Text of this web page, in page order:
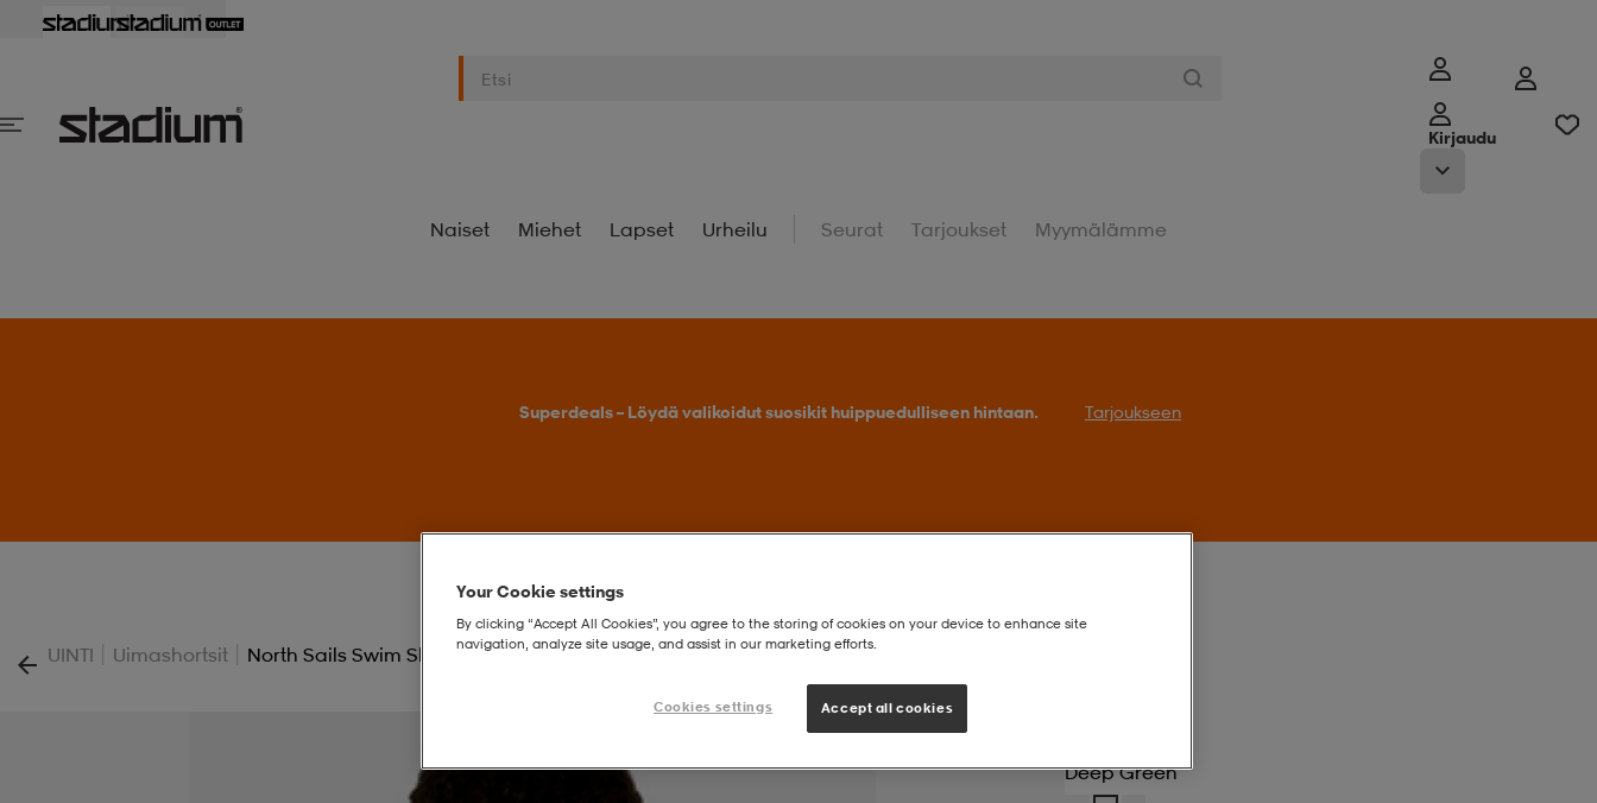
Kirjaudu
Naiset Miehet Lapset Urheilu Seurat Tarjoukset Myymälämme
Superdeals – Löydä valikoidut suosikit huippuedulliseen hintaan. Tarjoukseen
UINTI | Uimashortsit | North Sails Swim Shorts With Vertical Print
Deep Green
Your Cookie settings
By clicking “Accept All Cookies”, you agree to the storing of cookies on your device to enhance site
navigation, analyze site usage, and assist in our marketing efforts.
Cookies settings Accept all cookies